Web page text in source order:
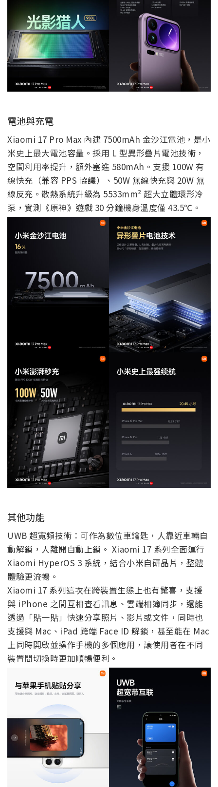
電池與充電
Xiaomi 17 Pro Max 內建 7500mAh 金沙江電池，是小
米史上最大電池容量。採用 L 型異形疊片電池技術，
空間利用率提升，額外塞進 580mAh。支援 100W 有
線快充（兼容 PPS 協議）、50W 無線快充與 20W 無
線反充。散熱系統升級為 5533mm² 超大立體環形冷
泵，實測《原神》遊戲 30 分鐘機身溫度僅 43.5℃。
其他功能
UWB 超寬頻技術：可作為數位車鑰匙，人靠近車輛自
動解鎖，人離開自動上鎖。 Xiaomi 17 系列全面運行
Xiaomi HyperOS 3 系統，結合小米自研晶片，整體
體驗更流暢。
Xiaomi 17 系列這次在跨裝置生態上也有驚喜，支援
與 iPhone 之間互相查看訊息、雲端相簿同步，還能
透過「貼一貼」快速分享照片、影片或文件，同時也
支援與 Mac、iPad 跨端 Face ID 解鎖，甚至能在 Mac
上同時開啟並操作手機的多個應用，讓使用者在不同
裝置間切換時更加順暢便利。